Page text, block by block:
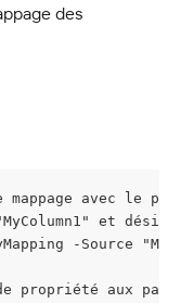
des
avec le
et
-Source
propriété aux